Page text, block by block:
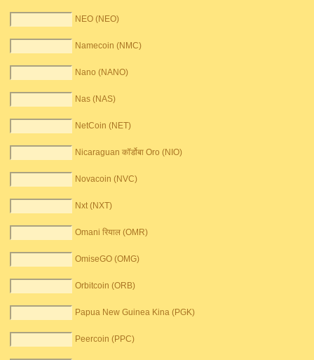
NEO (NEO)
Namecoin (NMC)
Nano (NANO)
Nas (NAS)
NetCoin (NET)
Nicaraguan कॉर्डोबा Oro (NIO)
Novacoin (NVC)
Nxt (NXT)
Omani रियाल (OMR)
OmiseGO (OMG)
Orbitcoin (ORB)
Papua New Guinea Kina (PGK)
Peercoin (PPC)